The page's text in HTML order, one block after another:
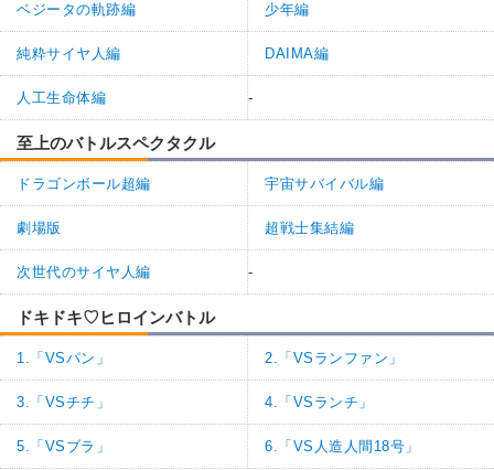
ベジータの軌跡編 少年編
純粋サイヤ人編 DAIMA編
人工生命体編 -
至上のバトルスペクタクル
ドラゴンボール超編 宇宙サバイバル編
劇場版 超戦士集結編
次世代のサイヤ人編 -
ドキドキ♡ヒロインバトル
1.「VSパン」 2.「VSランファン」
3.「VSチチ」 4.「VSランチ」
5.「VSブラ」 6.「VS人造人間18号」